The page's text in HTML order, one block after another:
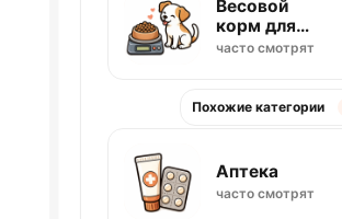
Весовой
корм для
собак
часто смотрят
Похожие категории
Аптека
часто смотрят